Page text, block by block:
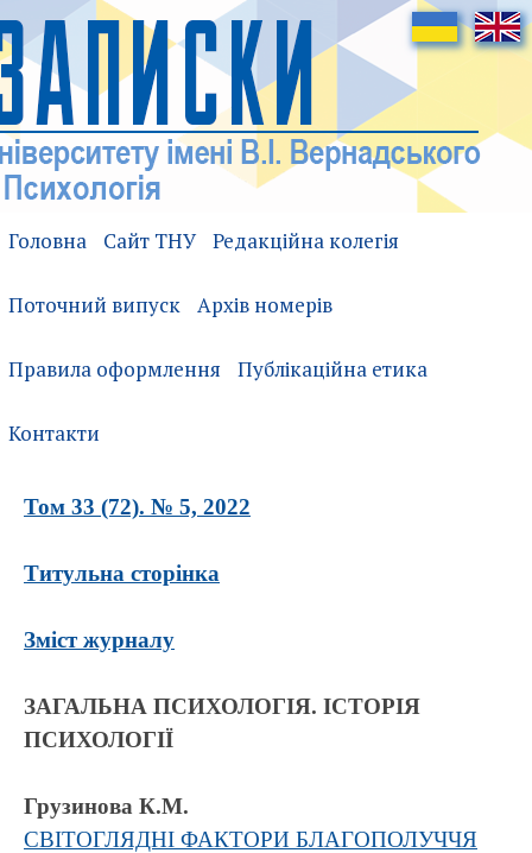
Головна Сайт ТНУ Редакційна колегія
Поточний випуск Архів номерів
Правила оформлення Публікаційна етика
Контакти
Том 33 (72). № 5, 2022
Титульна сторінка
Зміст журналу
ЗАГАЛЬНА ПСИХОЛОГІЯ. ІСТОРІЯ
ПСИХОЛОГІЇ
Грузинова К.М.
СВІТОГЛЯДНІ ФАКТОРИ БЛАГОПОЛУЧЧЯ